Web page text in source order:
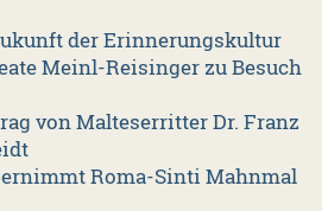
der Erinnerungskultur
Meinl-Reisinger zu Besuch
von Malteserritter Dr. Franz
Roma-Sinti Mahnmal